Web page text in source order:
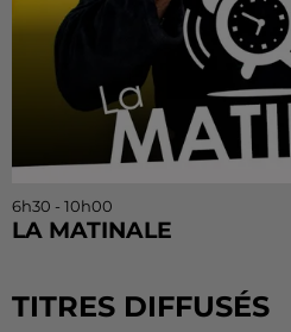
6h30 - 10h00
LA MATINALE
TITRES DIFFUSÉS